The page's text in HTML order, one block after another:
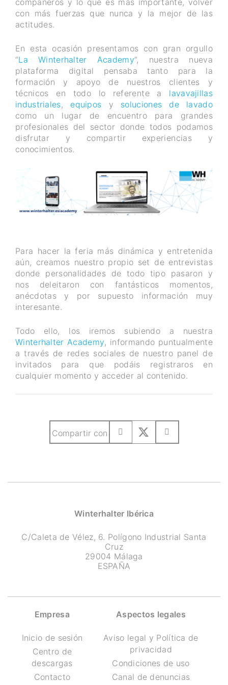
compañeros y lo que es más importante, volver
con más fuerzas que nunca y la mejor de las
actitudes.
En esta ocasión presentamos con gran orgullo
“La Winterhalter Academy”, nuestra nueva
plataforma digital pensaba tanto para la
formación y apoyo de nuestros clientes y
técnicos en todo lo referente a lavavajillas
industriales, equipos y soluciones de lavado
como un lugar de encuentro para grandes
profesionales del sector donde todos podamos
disfrutar y compartir experiencias y
conocimientos.
Para hacer la feria más dinámica y entretenida
aún, creamos nuestro propio set de entrevistas
donde personalidades de todo tipo pasaron y
nos deleitaron con fantásticos momentos,
anécdotas y por supuesto información muy
interesante.
Todo ello, los iremos subiendo a nuestra
Winterhalter Academy, informando puntualmente
a través de redes sociales de nuestro panel de
invitados para que podáis registraros en
cualquier momento y acceder al contenido.
Compartir con
Winterhalter Ibérica
C/Caleta de Vélez, 6. Polígono Industrial Santa
Cruz
29004 Málaga
ESPAÑA
Empresa
Inicio de sesión
Centro de
descargas
Contacto
Aspectos legales
Aviso legal y Política de
privacidad
Condiciones de uso
Canal de denuncias